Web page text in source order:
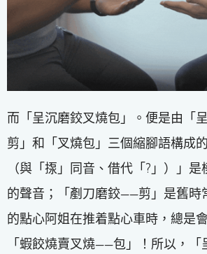
而「呈沉磨鉸叉燒包」。便是由「
剪」和「叉燒包」三個縮腳語構成
（與「揼」同音、借代「?」）」
的聲音；「剷刀磨鉸——剪」是舊時
的點心阿姐在推着點心車時，總是
「蝦餃燒賣叉燒——包」！所以，「